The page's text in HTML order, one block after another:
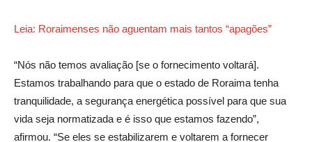
Leia: Roraimenses não aguentam mais tantos “apagões”
“Nós não temos avaliação [se o fornecimento voltará].
Estamos trabalhando para que o estado de Roraima tenha
tranquilidade, a segurança energética possível para que sua
vida seja normatizada e é isso que estamos fazendo”,
afirmou. “Se eles se estabilizarem e voltarem a fornecer